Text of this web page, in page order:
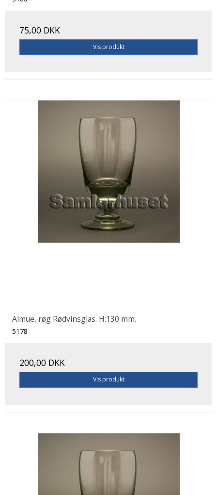
75,00 DKK
Vis produkt
Almue, røg Rødvinsglas. H:130 mm.
5178
200,00 DKK
Vis produkt